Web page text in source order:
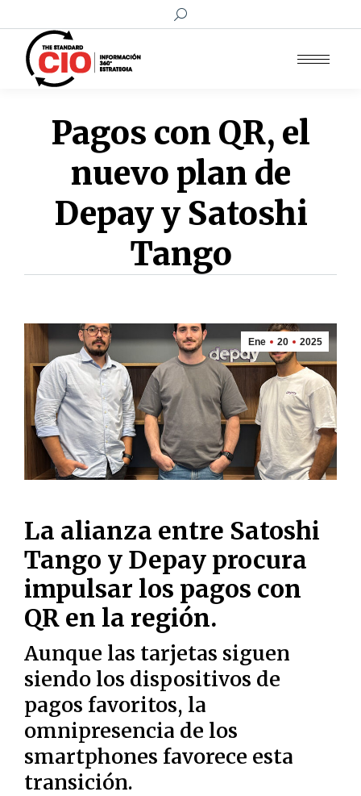
Buscar:
Pagos con QR, el
nuevo plan de
Depay y Satoshi
Tango
Ene 20 2025
La alianza entre Satoshi
Tango y Depay procura
impulsar los pagos con
QR en la región.
Aunque las tarjetas siguen
siendo los dispositivos de
pagos favoritos, la
omnipresencia de los
smartphones favorece esta
transición.